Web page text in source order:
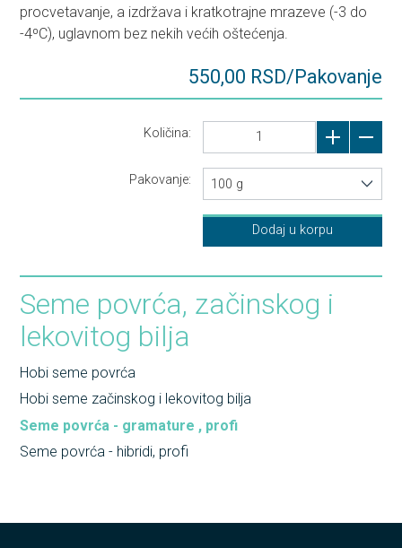
procvetavanje, a izdržava i kratkotrajne mrazeve (-3 do
-4⁰C), uglavnom bez nekih većih oštećenja.
550,00 RSD/Pakovanje
Količina:
Pakovanje: 100 g
Dodaj u korpu
Seme povrća, začinskog i
lekovitog bilja
Hobi seme povrća
Hobi seme začinskog i lekovitog bilja
Seme povrća - gramature , profi
Seme povrća - hibridi, profi